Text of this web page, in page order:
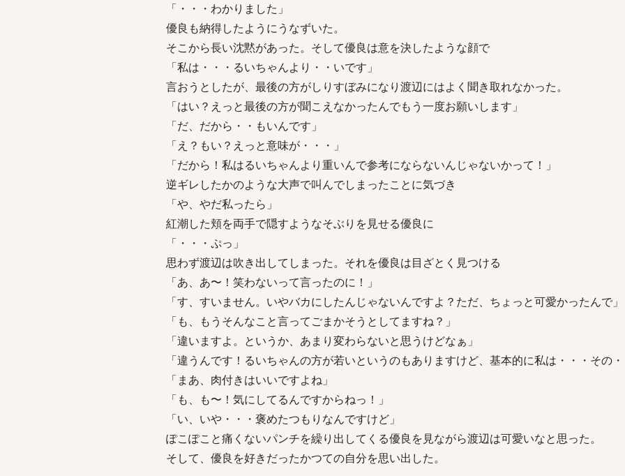
「・・・わかりました」
優良も納得したようにうなずいた。
そこから長い沈黙があった。そして優良は意を決したような顔で
「私は・・・るいちゃんより・・いです」
言おうとしたが、最後の方がしりすぼみになり渡辺にはよく聞き取れなかった。
「はい？えっと最後の方が聞こえなかったんでもう一度お願いします」
「だ、だから・・もいんです」
「え？もい？えっと意味が・・・」
「だから！私はるいちゃんより重いんで参考にならないんじゃないかって！」
逆ギレしたかのような大声で叫んでしまったことに気づき
「や、やだ私ったら」
紅潮した頬を両手で隠すようなそぶりを見せる優良に
「・・・ぷっ」
思わず渡辺は吹き出してしまった。それを優良は目ざとく見つける
「あ、あ〜！笑わないって言ったのに！」
「す、すいません。いやバカにしたんじゃないんですよ？ただ、ちょっと可愛かったんで」
「も、もうそんなこと言ってごまかそうとしてますね？」
「違いますよ。というか、あまり変わらないと思うけどなぁ」
「違うんです！るいちゃんの方が若いというのもありますけど、基本的に私は・・・その
「まあ、肉付きはいいですよね」
「も、も〜！気にしてるんですからねっ！」
「い、いや・・・褒めたつもりなんですけど」
ぽこぽこと痛くないパンチを繰り出してくる優良を見ながら渡辺は可愛いなと思った。
そして、優良を好きだったかつての自分を思い出した。